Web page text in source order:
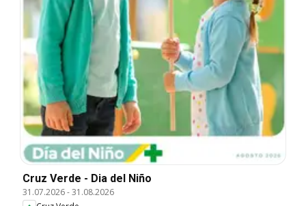
Cruz Verde - Dia del Niño
31.07.2026-31.08.2026